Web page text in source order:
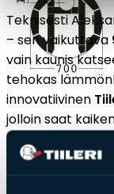
Teknisesti
– sen vaikuttava
vain kaunis
tehokas
innovatiivinen
jolloin saat
mahdollisimman
läpäissyt tiukat
on